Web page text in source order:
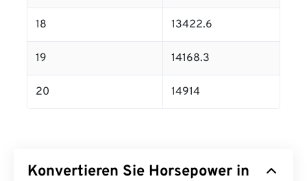
18 13422.6
19 14168.3
20 14914
Konvertieren Sie Horsepower in